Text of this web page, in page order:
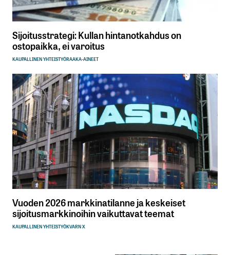
Sijoitusstrategi: Kullan hintanotkahdus on
ostopaikka, ei varoitus
KAUPALLINEN YHTEISTYÖRAAKA-AINEET
Vuoden 2026 markkinatilanne ja keskeiset
sijoitusmarkkinoihin vaikuttavat teemat
KAUPALLINEN YHTEISTYÖKVARN X